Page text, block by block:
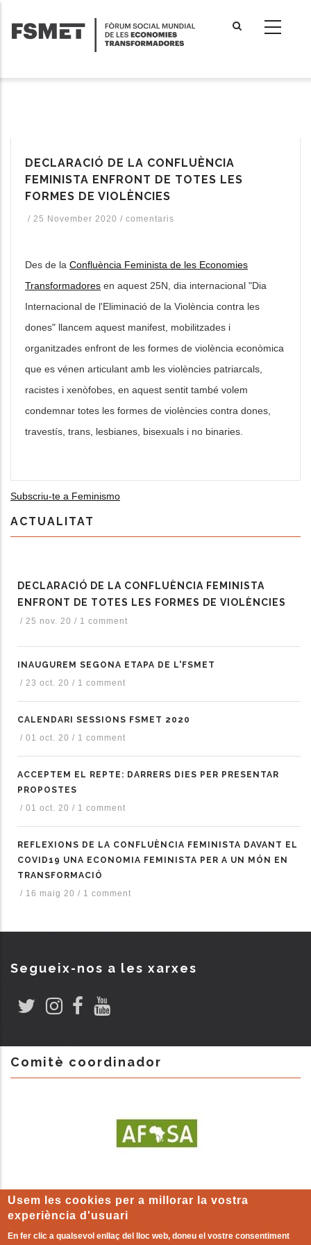
contingut
DECLARACIÓ DE LA CONFLUÈNCIA
FEMINISTA ENFRONT DE TOTES LES
FORMES DE VIOLÈNCIES
/ 25 November 2020 / comentaris
Des de la Confluència Feminista de les Economies
Transformadores en aquest 25N, dia internacional "Dia
Internacional de l'Eliminació de la Violència contra les
dones" llancem aquest manifest, mobilitzades i
organitzades enfront de les formes de violència econòmica
que es vénen articulant amb les violències patriarcals,
racistes i xenòfobes, en aquest sentit també volem
condemnar totes les formes de violències contra dones,
travestís, trans, lesbianes, bisexuals i no binaries.
Subscriu-te a Feminismo
ACTUALITAT
DECLARACIÓ DE LA CONFLUÈNCIA FEMINISTA
ENFRONT DE TOTES LES FORMES DE VIOLÈNCIES
/ 25 nov. 20 / 1 comment
INAUGUREM SEGONA ETAPA DE L'FSMET
/ 23 oct. 20 / 1 comment
CALENDARI SESSIONS FSMET 2020
/ 01 oct. 20 / 1 comment
ACCEPTEM EL REPTE: DARRERS DIES PER PRESENTAR
PROPOSTES
/ 01 oct. 20 / 1 comment
REFLEXIONS DE LA CONFLUÈNCIA FEMINISTA DAVANT EL
COVID19 UNA ECONOMIA FEMINISTA PER A UN MÓN EN
TRANSFORMACIÓ
/ 16 maig 20 / 1 comment
Segueix-nos a les xarxes
Comitè coordinador
Usem les cookies per a millorar la vostra
experiència d'usuari
En fer clic a qualsevol enllaç del lloc web, doneu el vostre consentiment